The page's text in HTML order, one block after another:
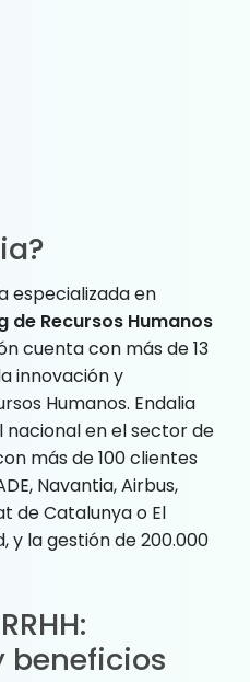
especializada en
Recursos Humanos
cuenta con más de 13
innovación y
Humanos. Endalia
nacional en el sector de
más de 100 clientes
Navantia, Airbus,
de Catalunya o El
y la gestión de 200.000